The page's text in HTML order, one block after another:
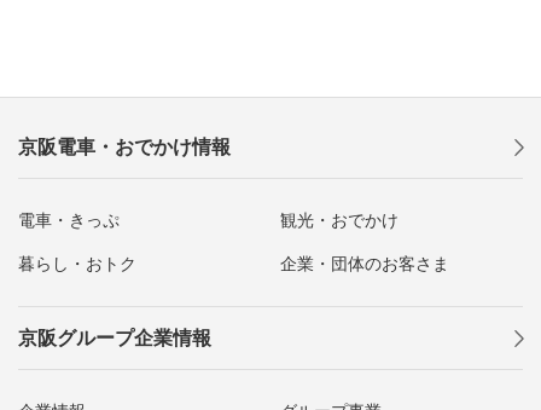
京阪電車・おでかけ情報
電車・きっぷ 観光・おでかけ
暮らし・おトク 企業・団体のお客さま
京阪グループ企業情報